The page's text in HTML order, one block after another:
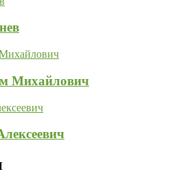
Михайлович